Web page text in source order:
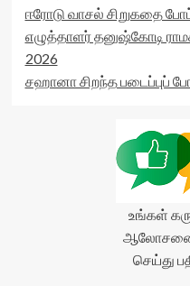
ஈரோடு வாசல் சிறுகதை
எழுத்தாளர் தனுஷ்கோடி
2026
சஹானா சிறந்த படைப்புப்
உங்கள்
செய்து